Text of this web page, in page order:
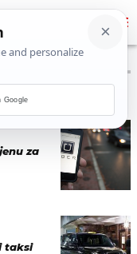
TAG “
za
taksi
Google